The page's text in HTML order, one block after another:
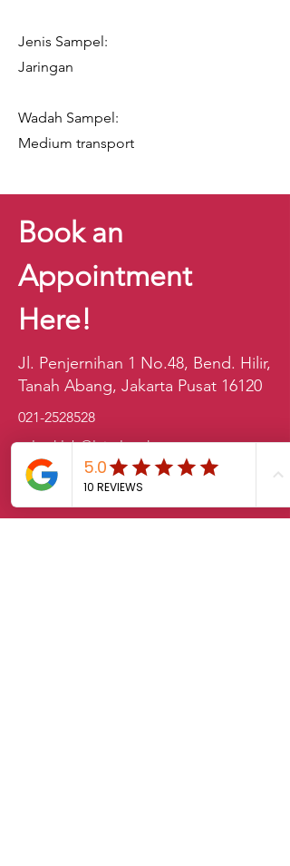
Jenis Sampel:
Jaringan
Wadah Sampel:
Medium transport
Book an
Appointment
Here!
Jl. Penjernihan 1 No.48, Bend. Hilir,
Tanah Abang, Jakarta Pusat 16120
021-2528528
sales.klab@lxintl.co.kr